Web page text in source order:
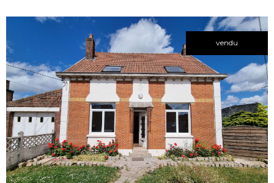
vendu
voir le
bien